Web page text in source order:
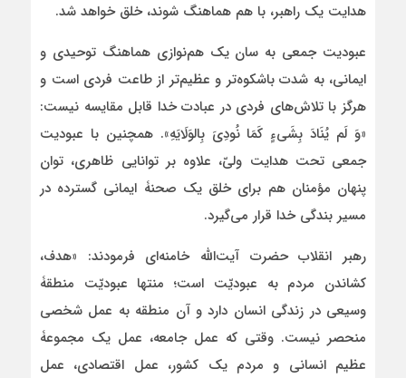
هدایت یک راهبر، با هم هماهنگ شوند، خلق خواهد شد.
عبودیت جمعی به سان یک هم‌نوازی هماهنگ توحیدی و
ایمانی، به شدت باشکوه‌تر و عظیم‌تر از طاعت فردی است و
هرگز با تلاش‌های فردی در عبادت خدا قابل مقایسه نیست:
«وَ لَم یُنَادَ بِشَی‏ءٍ کَمَا نُودِیَ بِالوَلَایَهِ». همچنین با عبودیت
جمعی تحت هدایت ولیّ، علاوه بر توانایی ظاهری، توان
پنهان مؤمنان هم برای خلق یک صحنۀ ایمانی گسترده در
مسیر بندگی خدا قرار می‌گیرد.
رهبر انقلاب حضرت آیت‌الله خامنه‌ای فرمودند: «هدف،
کشاندن مردم به عبودیّت است؛ منتها عبودیّت منطقۀ
وسیعی در زندگی انسان دارد و آن منطقه به عمل شخصی
منحصر نیست. وقتی که عمل جامعه، عمل یک مجموعۀ
عظیم انسانی و مردم یک کشور، عمل اقتصادی، عمل